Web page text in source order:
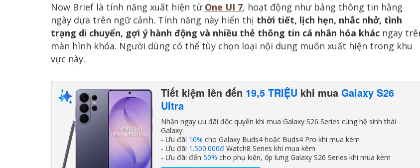
Now Brief là tính năng xuất hiện từ One UI 7, hoạt động như bảng thông tin hằng
ngày dựa trên ngữ cảnh. Tính năng này hiển thị thời tiết, lịch hẹn, nhắc nhở, tình
trạng di chuyển, gợi ý hành động và nhiều thẻ thông tin cá nhân hóa khác ngay
màn hình khóa. Người dùng có thể tùy chọn loại nội dung muốn xuất hiện trong khu
vực này.
Tiết kiệm lên đến 19,5 TRIỆU khi mua Galaxy S26
Ultra
Nhận ngay ưu đãi độc quyền khi mua Galaxy S26 Series cùng hệ sinh thái
Galaxy:
- Ưu đãi 10% cho Galaxy Buds4 hoặc Buds4 Pro khi mua kèm
- Ưu đãi 1.500.000đ Watch8 Series khi mua kèm
- Ưu đãi đến 50% cho phụ kiện, ốp lưng Galaxy S26 Series khi mua kèm